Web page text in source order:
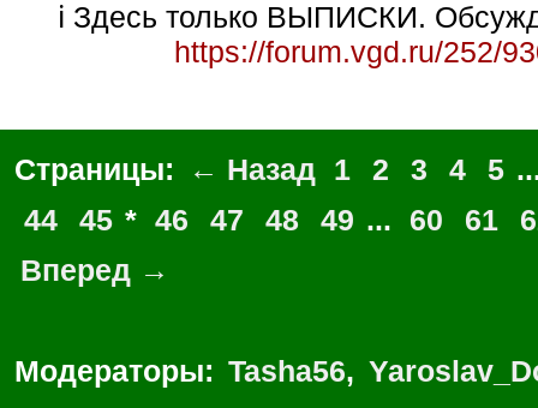
ℹ Здесь только ВЫПИСКИ.
https://forum.vgd.ru/252/
Страницы: ← Назад 1 2 3 4 5
44
45 * 46 47 48 49 ... 60 61
Вперед →
Модераторы: Tasha56,